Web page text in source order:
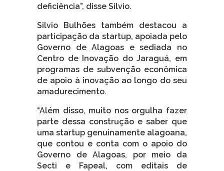
deficiência”, disse Silvio.
Silvio Bulhões também destacou a
participação da startup, apoiada pelo
Governo de Alagoas e sediada no
Centro de Inovação do Jaraguá, em
programas de subvenção econômica
de apoio à inovação ao longo do seu
amadurecimento.
“Além disso, muito nos orgulha fazer
parte dessa construção e saber que
uma startup genuinamente alagoana,
que contou e conta com o apoio do
Governo de Alagoas, por meio da
Secti e Fapeal, com editais de